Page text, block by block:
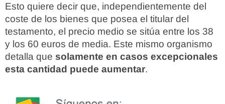
Esto quiere decir que, independientemente del
coste de los bienes que posea el titular del
testamento, el precio medio se sitúa entre los 38
y los 60 euros de media. Este mismo organismo
detalla que solamente en casos excepcionales
esta cantidad puede aumentar.